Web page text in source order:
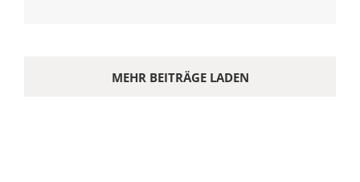
MEHR BEITRÄGE LADEN